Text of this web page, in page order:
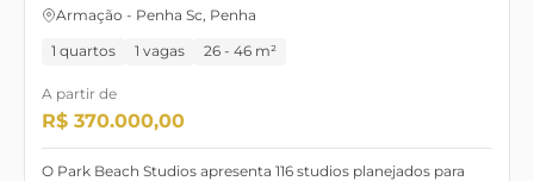
Armação - Penha Sc, Penha
1 quartos 1 vagas 26 - 46 m²
A partir de
R$ 370.000,00
O Park Beach Studios apresenta 116 studios planejados para